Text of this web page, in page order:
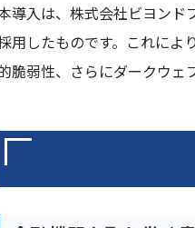
導入は、株式会社ビヨンド
用したものです。これによ
脆弱性、さらにダークウェ